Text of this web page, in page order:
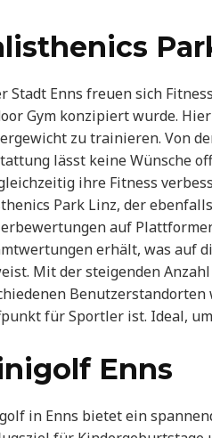
Stadt Enns freuen sich
Gym konzipiert wurde.
zu trainieren. Von
lässt keine Wünsche
ihre Fitness
Park Linz, der
auf
erhält, was auf
Mit der steigenden
für Sportler ist. Ideal,
Enns
in Enns bietet ein